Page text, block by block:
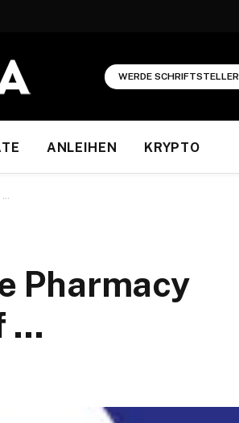
WERDE SCHRIFTSTELLER
ANLEIHEN KRYPTO
…
Pharmacy
…